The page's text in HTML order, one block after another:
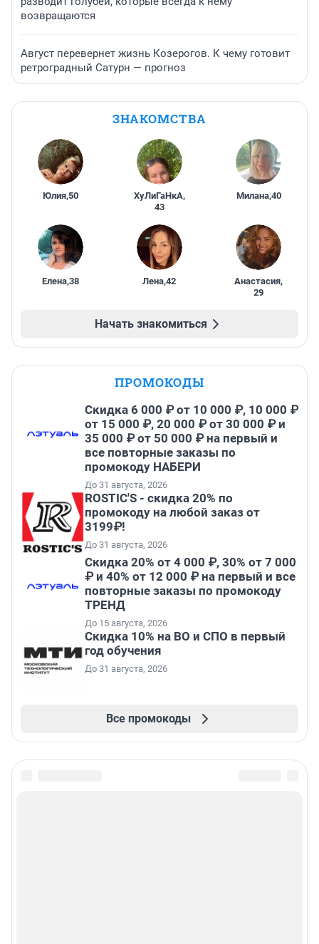
возвращаются
Август перевернет жизнь Козерогов. К чему готовит
ретроградный Сатурн — прогноз
ЗНАКОМСТВА
Юлия,50 ХуЛиГаНкА,
43
Милана,40
Елена,38 Лена,42 Анастасия,
29
Начать знакомиться
ПРОМОКОДЫ
Скидка 6 000 ₽ от 10 000 ₽, 10 000 ₽
от 15 000 ₽, 20 000 ₽ от 30 000 ₽ и
35 000 ₽ от 50 000 ₽ на первый и
все повторные заказы по
промокоду НАБЕРИ
До 31 августа, 2026
ROSTIC'S - скидка 20% по
промокоду на любой заказ от
3199₽!
До 31 августа, 2026
Скидка 20% от 4 000 ₽, 30% от 7 000
₽ и 40% от 12 000 ₽ на первый и все
повторные заказы по промокоду
ТРЕНД
До 15 августа, 2026
Скидка 10% на ВО и СПО в первый
год обучения
До 31 августа, 2026
Все промокоды